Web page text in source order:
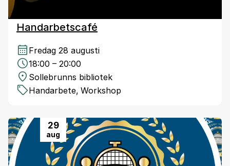
Handarbetscafé
Fredag 28 augusti
18:00 – 20:00
Sollebrunns bibliotek
Handarbete, Workshop
29
aug